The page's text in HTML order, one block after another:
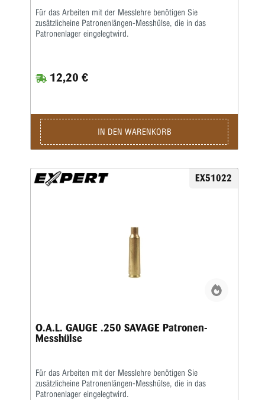
Für das Arbeiten mit der Messlehre benötigen Sie
zusätzlicheine Patronenlängen-Messhülse, die in das
Patronenlager eingelegtwird.
12,20 €
IN DEN WARENKORB
EX51022
O.A.L. GAUGE .250 SAVAGE Patronen-
Messhülse
Für das Arbeiten mit der Messlehre benötigen Sie
zusätzlicheine Patronenlängen-Messhülse, die in das
Patronenlager eingelegtwird.